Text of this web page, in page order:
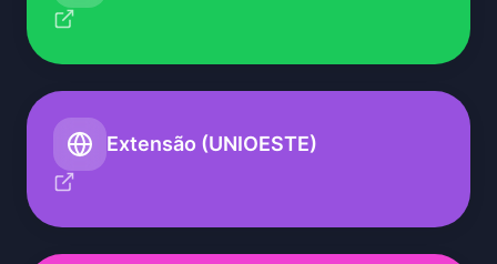
Extensão (UNIOESTE)